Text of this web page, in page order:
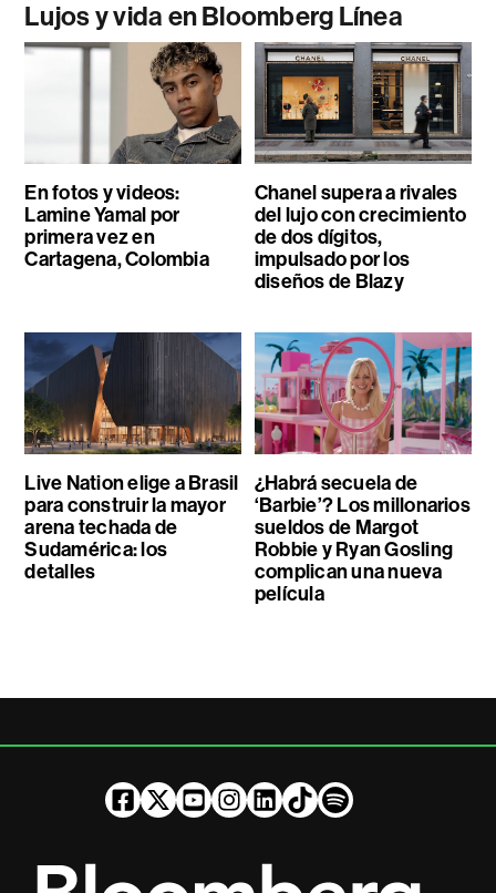
Lujos y vida en Bloomberg Línea
En fotos y videos:
Lamine Yamal por
primera vez en
Cartagena, Colombia
Chanel supera a rivales
del lujo con crecimiento
de dos dígitos,
impulsado por los
diseños de Blazy
Live Nation elige a Brasil
para construir la mayor
arena techada de
Sudamérica: los
detalles
¿Habrá secuela de
‘Barbie’? Los millonarios
sueldos de Margot
Robbie y Ryan Gosling
complican una nueva
película